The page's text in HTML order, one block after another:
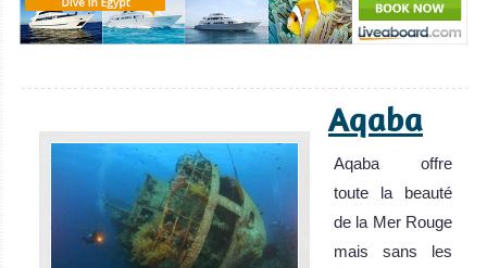
Aqaba
Aqaba offre
toute la beauté
de la Mer Rouge
mais sans les